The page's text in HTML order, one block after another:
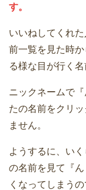
す。
いいねしてくれ
前一覧を見た時
る様な目が行く
ニックネームで
たの名前をクリ
ません。
ようするに、い
の名前を見て『
くなってしまうの